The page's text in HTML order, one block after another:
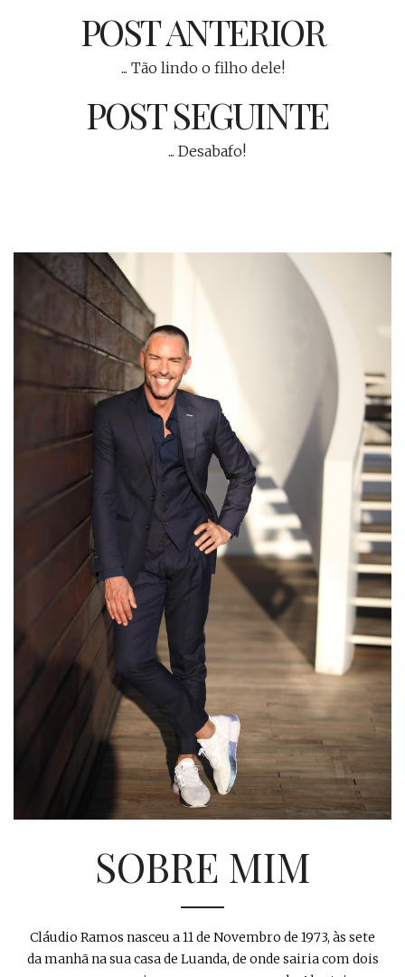
POST ANTERIOR
... Tão lindo o filho dele!
POST SEGUINTE
... Desabafo!
SOBRE MIM
Cláudio Ramos nasceu a 11 de Novembro de 1973, às sete
da manhã na sua casa de Luanda, de onde sairia com dois